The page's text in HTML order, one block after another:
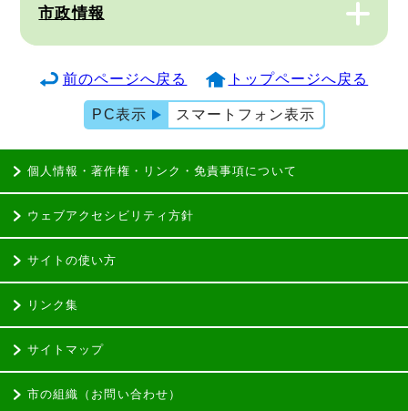
市政情報
前のページへ戻る トップページへ戻る
PC表示 スマートフォン表示
個人情報・著作権・リンク・免責事項について
ウェブアクセシビリティ方針
サイトの使い方
リンク集
サイトマップ
市の組織（お問い合わせ）